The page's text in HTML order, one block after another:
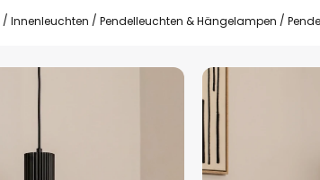
Innenleuchten Pendelleuchten & Hängelampen